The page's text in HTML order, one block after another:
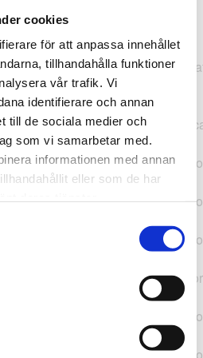
cookies
för att anpassa innehållet
tillhandahålla funktioner
vår trafik. Vi
identifierare och annan
till de sociala medier och
som vi samarbetar med.
informationen med annan
eller som de har
is not a
_next/static/chunks/pages/
at Array.map
_next/static/chunks/pages/
at lk
_next/static/chunks/
at i
_next/static/chunks/
_next/static/chunks/
_next/static/chunks/
at uI
_next/static/chunks/
at uE
_next/static/chunks/